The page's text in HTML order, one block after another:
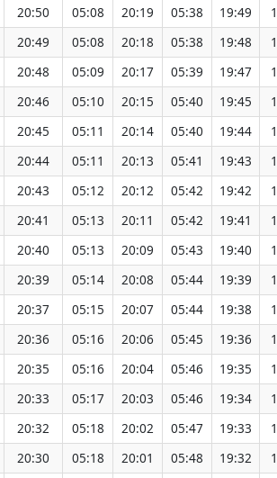
20:50 05:08 20:19 05:38 19:49
20:49 05:08 20:18 05:38 19:48
20:48 05:09 20:17 05:39 19:47
20:46 05:10 20:15 05:40 19:45
20:45 05:11 20:14 05:40 19:44
20:44 05:11 20:13 05:41 19:43
20:43 05:12 20:12 05:42 19:42
20:41 05:13 20:11 05:42 19:41
20:40 05:13 20:09 05:43 19:40
20:39 05:14 20:08 05:44 19:39
20:37 05:15 20:07 05:44 19:38
20:36 05:16 20:06 05:45 19:36
20:35 05:16 20:04 05:46 19:35
20:33 05:17 20:03 05:46 19:34
20:32 05:18 20:02 05:47 19:33
20:30 05:18 20:01 05:48 19:32